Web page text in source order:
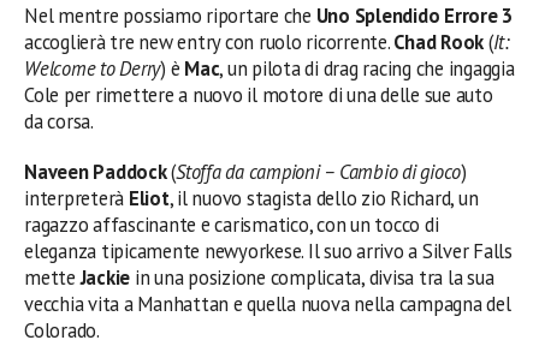
Nel mentre possiamo riportare che Uno Splendido Errore 3
accoglierà tre new entry con ruolo ricorrente.Chad Rook(It:
Welcome to Derry) è Mac, un pilota di drag racing che ingaggia
Cole per rimettere a nuovo il motore di una delle sue auto
da corsa.
Naveen Paddock(Stoffa da campioni – Cambio di gioco)
interpreterà Eliot, il nuovo stagista dello zio Richard, un
ragazzo affascinante e carismatico, con un tocco di
eleganza tipicamente newyorkese. Il suo arrivo a Silver Falls
metteJackie in una posizione complicata, divisa tra la sua
vecchia vita a Manhattan e quella nuova nella campagna del
Colorado.